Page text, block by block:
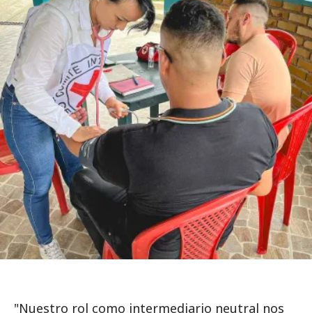
"Nuestro rol como intermediario neutral nos